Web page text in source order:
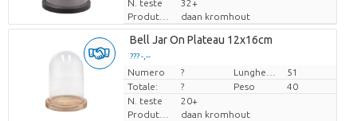
N. teste
32+
Produttore
daan kromhout
Bell Jar On Plateau 12x16cm
??? -,--
Prezzo x uno
Numero ?
51
Totale:
? Peso
40
N. teste
20+
Produttore
daan kromhout